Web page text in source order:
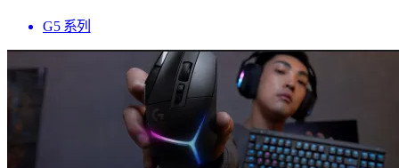
G5 系列